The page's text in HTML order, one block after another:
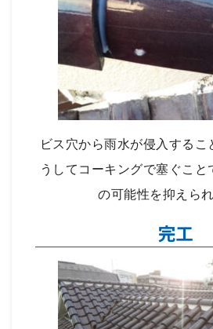
ビス穴から雨水が侵入するこ
うしてコーキングで塞ぐこと
の可能性を抑えられ
完工